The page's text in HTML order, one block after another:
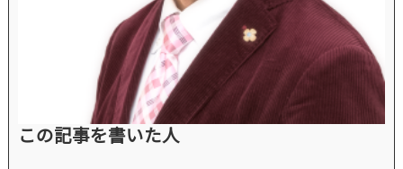
この記事を書いた人